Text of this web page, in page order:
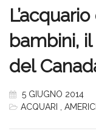
bambini,
del
5 GIUGNO 2014
ACQUARI